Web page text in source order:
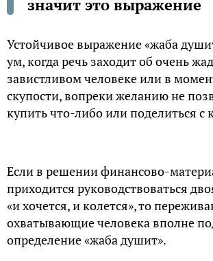
значит это выражение
Устойчивое выражение «жаба
ум, когда речь заходит об очень
завистливом человеке или в
скупости, вопреки желанию не
купить что-либо или поделиться с
Если в решении финансово-
приходится руководствоваться
«и хочется, и колется», то
охватывающие человека вполне
определение «жаба душит».